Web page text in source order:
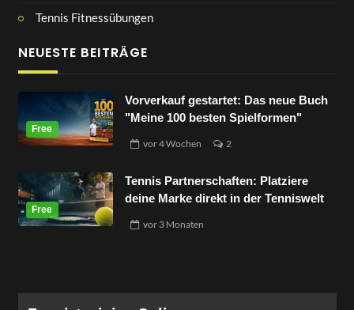
Tennis Fitnessübungen
NEUESTE BEITRÄGE
Vorverkauf gestartet: Das neue Buch
"Meine 100 besten Spielformen"
vor4 Wochen 2
Tennis Partnerschaften: Platziere
deine Marke direkt in der Tenniswelt
vor 3 Monaten